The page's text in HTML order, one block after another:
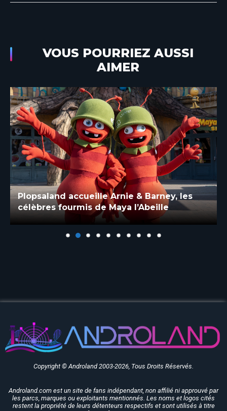
VOUS POURRIEZ AUSSI
AIMER
Plopsaland accueille Arnie & Barney, les
célèbres fourmis de Maya l’Abeille
Copyright © Androland 2003-2026, Tous Droits Réservés.
Androland.com est un site de fans indépendant, non affilié ni approuvé par
les parcs, marques ou exploitants mentionnés. Les noms et logos cités
restent la propriété de leurs détenteurs respectifs et sont utilisés à titre